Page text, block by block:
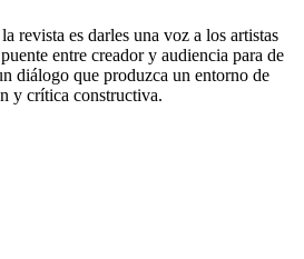
revista es darles una voz a los artistas
entre creador y audiencia para de
diálogo que produzca un entorno de
y crítica constructiva.